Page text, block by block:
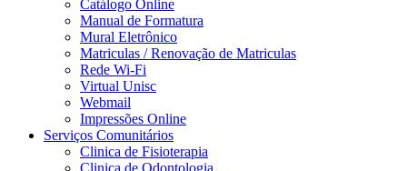
Catálogo Online
Manual de Formatura
Mural Eletrônico
Matriculas / Renovação de Matriculas
Rede Wi-Fi
Virtual Unisc
Webmail
Impressões Online
Serviços Comunitários
Clinica de Fisioterapia
Clinica de Odontologia